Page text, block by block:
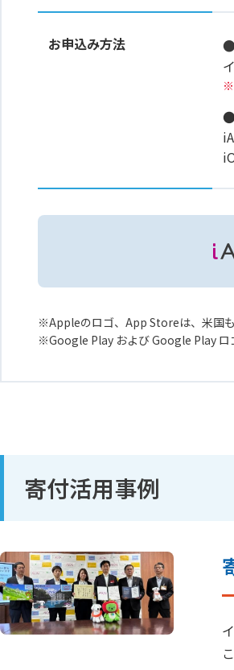
お申込み方法
●
Appleのロゴ、App Storeは、米国
Google Play および Google Play ロ
寄付活用事例